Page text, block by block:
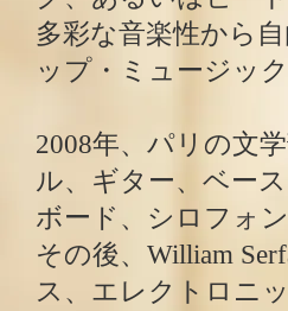
多彩な音楽性から
ップ・ミュージック
2008年、パリの文
ル、ギター、ベー
ボード、シロフォ
その後、William
ス、エレクトロニ